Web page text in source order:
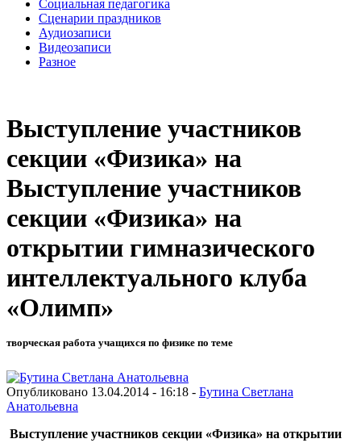
Социальная педагогика
Сценарии праздников
Аудиозаписи
Видеозаписи
Разное
Выступление участников
секции «Физика» на
Выступление участников
секции «Физика» на
открытии гимназического
интеллектуального клуба
«Олимп»
творческая работа учащихся по физике по теме
Опубликовано 13.04.2014 - 16:18 - Бутина Светлана
Анатольевна
Выступление участников секции «Физика» на открытии